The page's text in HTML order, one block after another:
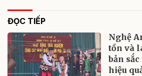
ĐỌC TIẾP
Nghệ
tồn và
bản
hiệu